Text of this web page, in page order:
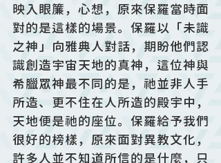
映入眼簾，心想，原來保羅當時面
對的是這樣的場景。保羅以「未識
之神」向雅典人對話，期盼他們認
識創造宇宙天地的真神，這位神與
希臘眾神最不同的是，祂並非人手
所造、更不住在人所造的殿宇中，
天地便是祂的座位。保羅給予我們
很好的榜樣，原來面對異教文化，
許多人並不知道所信的是什麼，只